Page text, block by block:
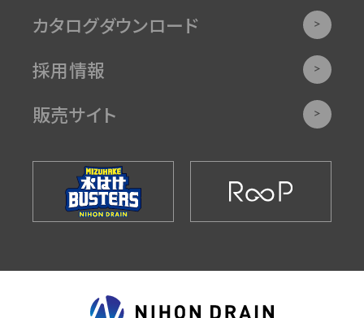
カタログダウンロード
採用情報
販売サイト